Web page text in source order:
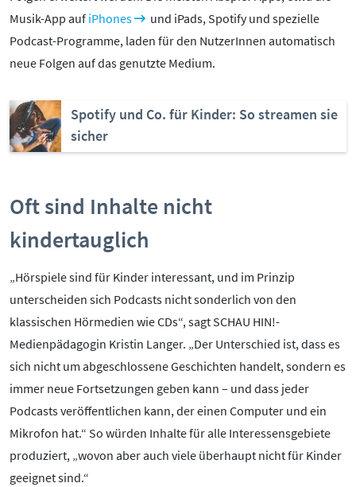
Musik-App auf iPhones
und iPads, Spotify und spezielle
Podcast-Programme, laden für den NutzerInnen automatisch
neue Folgen auf das genutzte Medium.
Spotify und Co. für Kinder: So streamen sie
sicher
Oft sind Inhalte nicht
kindertauglich
„Hörspiele sind für Kinder interessant, und im Prinzip
unterscheiden sich Podcasts nicht sonderlich von den
klassischen Hörmedien wie CDs“, sagt SCHAU HIN!-
Medienpädagogin Kristin Langer. „Der Unterschied ist, dass es
sich nicht um abgeschlossene Geschichten handelt, sondern es
immer neue Fortsetzungen geben kann – und dass jeder
Podcasts veröffentlichen kann, der einen Computer und ein
Mikrofon hat.“ So würden Inhalte für alle Interessensgebiete
produziert, „wovon aber auch viele überhaupt nicht für Kinder
geeignet sind.“
RUBRIKEN:
Sicherheit & Risiken
Tipps & Regeln
Studien
ÜBER UNS:
Kontakt
SERVICE: